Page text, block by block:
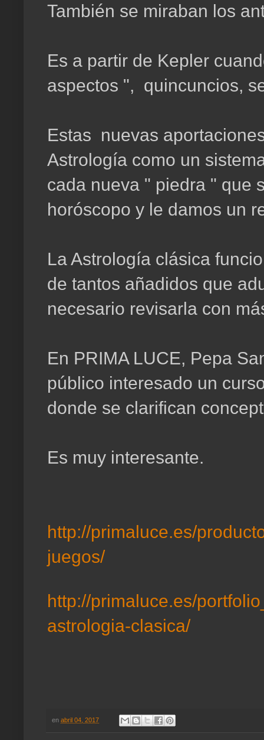
También se miraban los
Es a partir de Kepler
aspectos ", quincuncios,
Estas nuevas
Astrología como un
cada nueva " piedra " que
horóscopo y le damos un
La Astrología clásica
de tantos añadidos que
necesario revisarla con
En PRIMA LUCE, Pepa
público interesado un
donde se clarifican
Es muy interesante.
http://primaluce.es/
juegos/
http://primaluce.es/
astrologia-clasica/
en abril 04, 2017